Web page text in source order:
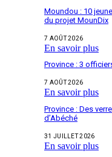
Moundou : 10
du projet MounDix
7 AOÛT 2026
En savoir plus
Province : 3
7 AOÛT 2026
En savoir plus
Province : Des
d’Abéché
31 JUILLET 2026
En savoir plus